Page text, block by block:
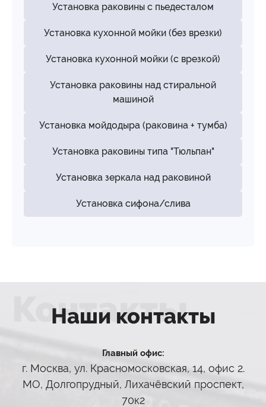
Установка раковины с пьедесталом
Установка кухонной мойки (без врезки)
Установка кухонной мойки (с врезкой)
Установка раковины над стиральной
машиной
Установка мойдодыра (раковина + тумба)
Установка раковины типа "Тюльпан"
Установка зеркала над раковиной
Установка сифона/слива
Контакты
Наши контакты
Главный офис:
г. Москва, ул. Красномосковская, 14, офис 2.
МО, Долгопрудный, Лихачёвский проспект,
70к2